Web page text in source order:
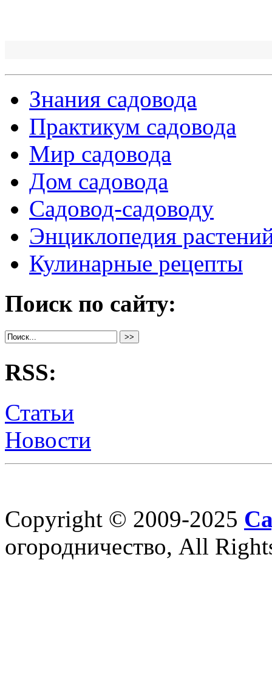
Знания садовода
Практикум садовода
Мир садовода
Дом садовода
Садовод-садоводу
Энциклопедия
Кулинарные рецепты
Поиск по сайту:
RSS:
Статьи
Новости
Copyright © 2009-2025
огородничество, All